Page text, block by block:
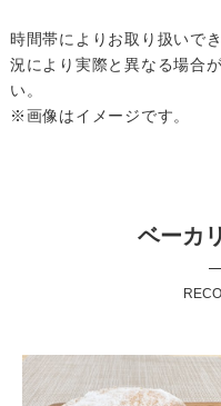
時間帯によりお取り扱いで
況により実際と異なる場合
い。
※画像はイメージです。
ベーカ